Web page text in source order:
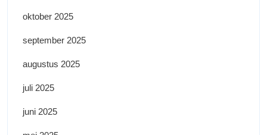
oktober 2025
september 2025
augustus 2025
juli 2025
juni 2025